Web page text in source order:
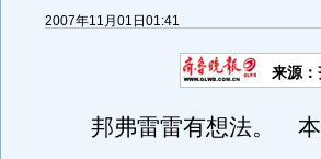
2007年11月01日01:41
来源
邦弗雷雷有想法。